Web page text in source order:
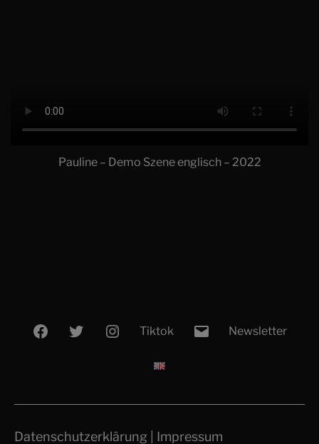
Pauline – Demo Szene englisch – 2022
FacebookTwitter Instagram
Tiktok Newsletter
Datenschutzerklärung Impressum